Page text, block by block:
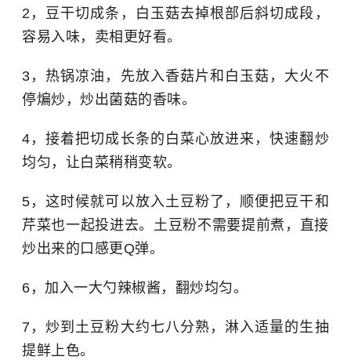
2，豆干切成条，白玉菇去掉根部后斜切成段，
容易入味，卖相更好看。
3，热锅凉油，先放入香菇片和白玉菇，大火不
停煸炒，炒出菌菇的香味。
4，接着把切成长条的白菜心放进来，快速翻炒
均匀，让白菜稍稍变软。
5，这时候就可以放入土豆粉了，顺便把豆干和
芹菜也一起投进去。土豆粉不需要提前煮，直接
炒出来的口感更Q弹。
6，加入一大勺辣椒酱，翻炒均匀。
7，炒到土豆粉大约七八分熟，淋入适量的生抽
提鲜上色。